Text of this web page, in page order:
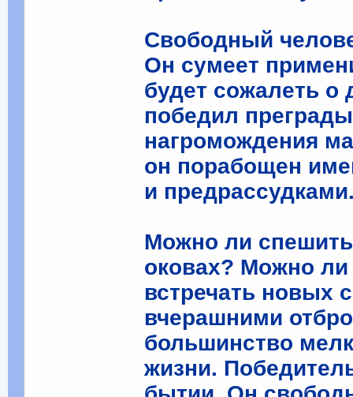
Свободный
Он сумеет
будет сожалеть
победил
нагромождения
он порабощен
и
Можно ли
оковах? Можно
встречать новых
вчерашними
большинство
жизни.